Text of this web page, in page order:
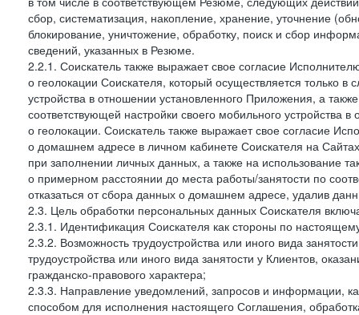
сбор, систематизация, накопление, хранение, уточнение
блокирование, уничтожение, обработку, поиск и сбор
сведений, указанных в Резюме.
2.2.1. Соискатель также выражает свое согласие
о геолокации Соискателя, который осуществляется только
устройства в отношении установленного Приложения, а
соответствующей настройки своего мобильного устройства
о геолокации. Соискатель также выражает свое согласие
о домашнем адресе в личном кабинете Соискателя на
при заполнении личных данных, а также на использование
о примерном расстоянии до места работы/занятости по
отказаться от сбора данных о домашнем адресе, удалив
2.3. Цель обработки персональных данных Соискателя
2.3.1. Идентификация Соискателя как стороны по
2.3.2. Возможность трудоустройства или иного вида
трудоустройства или иного вида занятости у Клиентов,
гражданско-правового характера;
2.3.3. Направление уведомлений, запросов и информации,
способом для исполнения настоящего Соглашения,